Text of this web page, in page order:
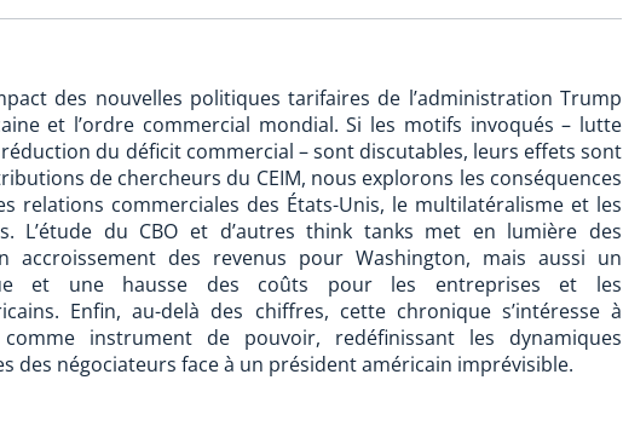
des nouvelles politiques tarifaires de l’administration Trump
et l’ordre commercial mondial. Si les motifs invoqués – lutte
du déficit commercial – sont discutables, leurs effets sont
de chercheurs du CEIM, nous explorons les conséquences
relations commerciales des États-Unis, le multilatéralisme et les
L’étude du CBO et d’autres think tanks met en lumière des
accroissement des revenus pour Washington, mais aussi un
et une hausse des coûts pour les entreprises et les
Enfin, au-delà des chiffres, cette chronique s’intéresse à
instrument de pouvoir, redéfinissant les dynamiques
des négociateurs face à un président américain imprévisible.